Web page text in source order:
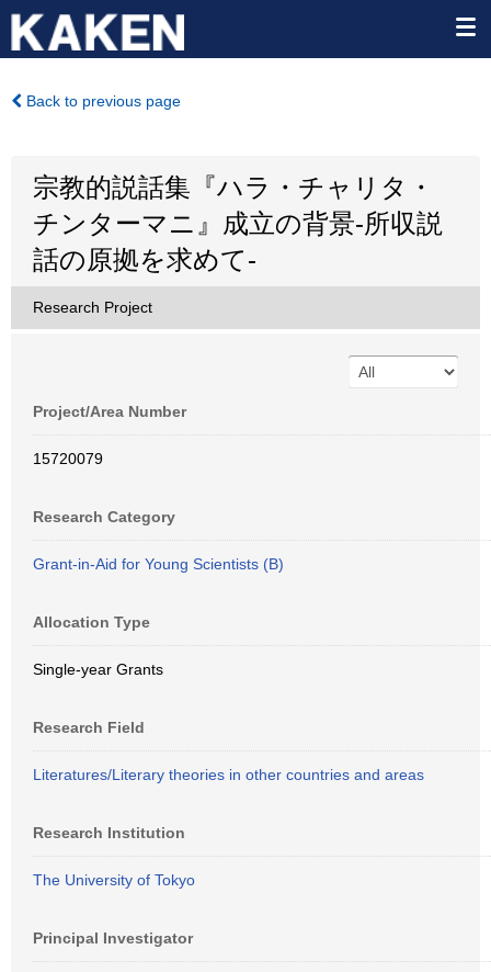
Back to previous page
宗教的説話集『ハラ・チャリタ・
チンターマニ』成立の背景-所収説
話の原拠を求めて-
Research Project
Project/Area Number
15720079
Research Category
Grant-in-Aid for Young Scientists (B)
Allocation Type
Single-year Grants
Research Field
Literatures/Literary theories in other countries and areas
Research Institution
The University of Tokyo
Principal Investigator